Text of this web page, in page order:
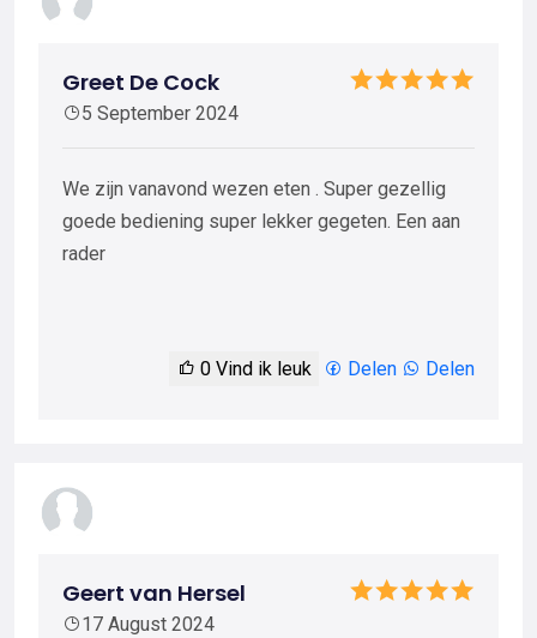
Greet De Cock
5 September 2024
We zijn vanavond wezen eten . Super gezellig
goede bediening super lekker gegeten. Een aan
rader
0 Vind ik leuk Delen Delen
Geert van Hersel
17 August 2024